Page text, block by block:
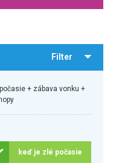
Filter
+ zábava vonku +
keď je zlé počasie